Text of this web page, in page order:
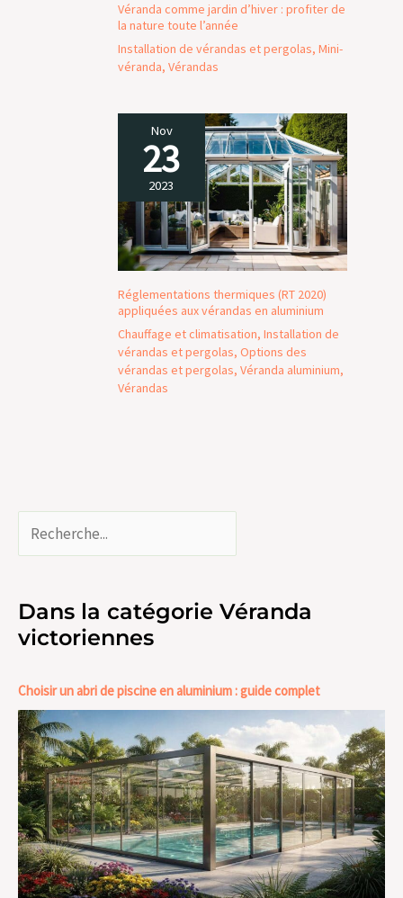
Véranda comme jardin d’hiver : profiter de
la nature toute l’année
Installation de vérandas et pergolas, Mini-
véranda, Vérandas
Nov
23
2023
Réglementations thermiques (RT 2020)
appliquées aux vérandas en aluminium
Chauffage et climatisation, Installation de
vérandas et pergolas, Options des
vérandas et pergolas, Véranda aluminium,
Vérandas
Dans la catégorie Véranda
victoriennes
Choisir un abri de piscine en aluminium : guide complet